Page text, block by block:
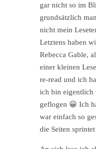
gar nicht so im
grundsätzlich
nicht mein
Letztens haben
Rebecca Gable,
einer kleinen
re-read und ich
ich bin eigentlich
geflogen 😀 Ich
war einfach so
die Seiten